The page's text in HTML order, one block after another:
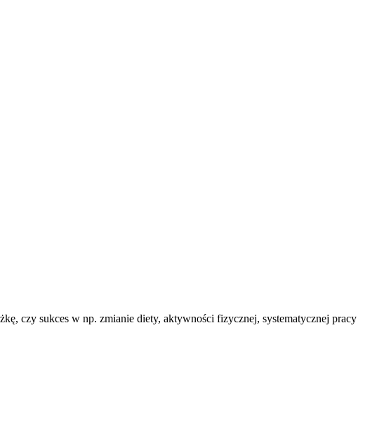
czy sukces w np. zmianie diety, aktywności fizycznej, systematycznej pracy